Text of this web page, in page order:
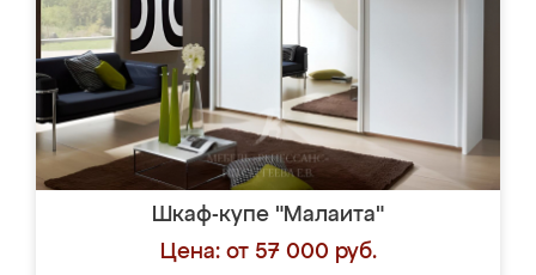
Шкаф-купе "Малаита"
Цена: от 57 000 руб.